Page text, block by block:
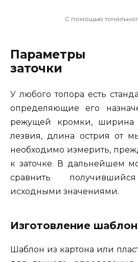
С помощью
Параметры
заточки
У любого топора есть
определяющие его
режущей кромки, ширина
лезвия, длина острия от
необходимо измерить,
к заточке. В дальнейшем
сравнить
исходными значениями.
Изготовление
Шаблон из картона или